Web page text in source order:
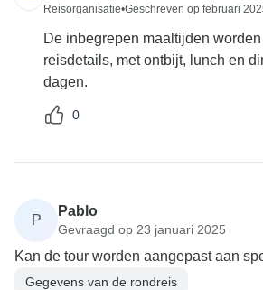
Reisorganisatie•Geschreven op februari
De inbegrepen maaltijden
reisdetails, met ontbijt, lunch en
dagen.
0
P
Pablo
Gevraagd op 23 januari 2025
Kan de tour worden aangepast aan
Gegevens van de rondreis